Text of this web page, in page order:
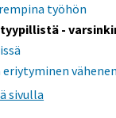
työhön
-
sivulla